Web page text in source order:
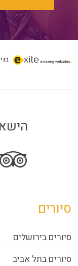
סיורים
סיורים בירושלים
סיורים בתל אביב